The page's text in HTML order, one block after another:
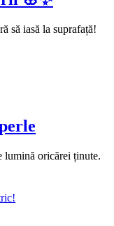
să iasă la suprafață!
lumină oricărei ținute.